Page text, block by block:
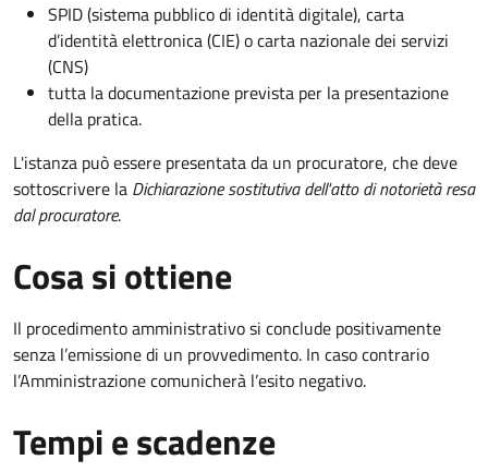
SPID (sistema pubblico di identità digitale), carta
d’identità elettronica (CIE) o carta nazionale dei servizi
(CNS)
tutta la documentazione prevista per la presentazione
della pratica.
L'istanza può essere presentata da un procuratore, che deve
sottoscrivere la Dichiarazione sostitutiva dell'atto di notorietà resa
dal procuratore.
Cosa si ottiene
Il procedimento amministrativo si conclude positivamente
senza l’emissione di un provvedimento. In caso contrario
l’Amministrazione comunicherà l’esito negativo.
Tempi e scadenze